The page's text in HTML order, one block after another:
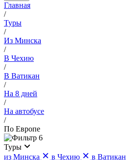
Главная
/
Туры
/
Из Минска
/
В Чехию
/
В Ватикан
/
На 8 дней
/
На автобусе
/
По Европе
6
Туры
из Минска
в Чехию в Ватикан